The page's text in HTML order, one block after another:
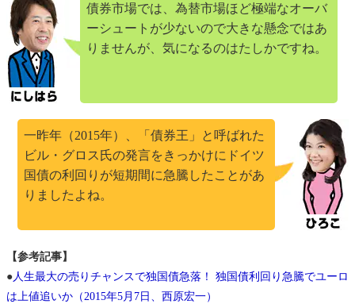
債券市場では、為替市場ほど極端なオーバ
ーシュートが少ないので大きな懸念ではあ
りませんが、気になるのはたしかですね。
一昨年（2015年）、「債券王」と呼ばれた
ビル・グロス氏の発言をきっかけにドイツ
国債の利回りが短期間に急騰したことがあ
りましたよね。
【参考記事】
● 人生最大の売りチャンスで独国債急落！ 独国債利回り急騰でユーロ
は上値追いか（2015年5月7日、西原宏一）